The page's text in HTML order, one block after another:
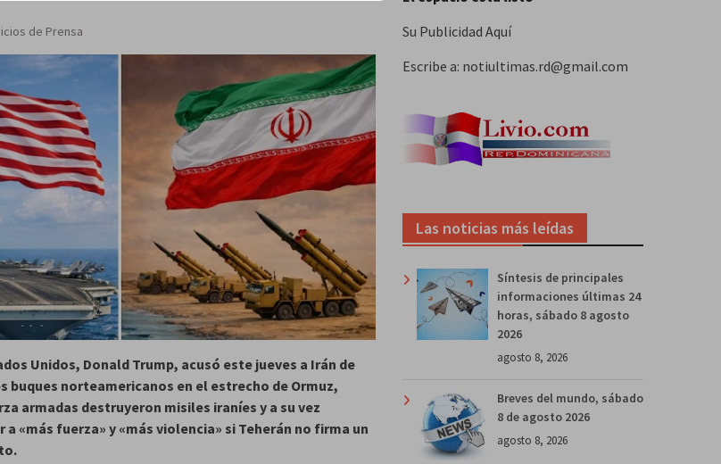
de Prensa
Unidos, Donald Trump, acusó este jueves a Irán de
buques norteamericanos en el estrecho de Ormuz,
armadas destruyeron misiles iraníes y a su vez
a «más fuerza» y «más violencia» si Teherán no firma un
Su Publicidad Aquí
Escribe a: notiultimas.rd@gmail.com
Las noticias más leídas
Síntesis de principales
informaciones últimas 24
horas, sábado 8 agosto
2026
agosto 8, 2026
Breves del mundo, sábado
8 de agosto 2026
agosto 8, 2026